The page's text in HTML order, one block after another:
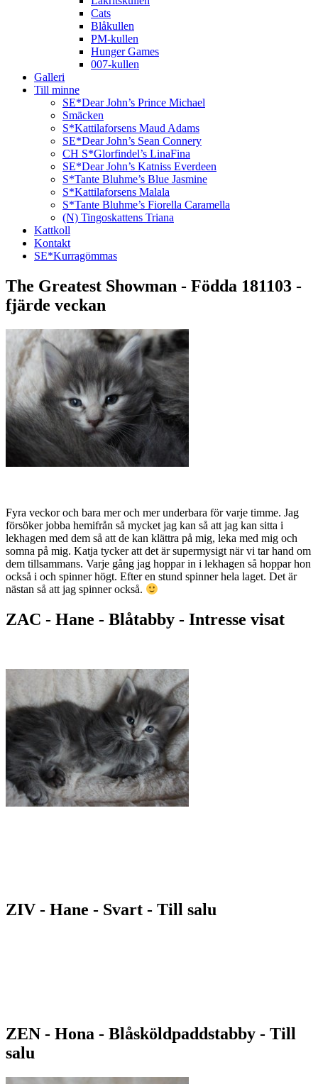
Cats
Blåkullen
PM-kullen
Hunger Games
007-kullen
Galleri
Till minne
SE*Dear John’s Prince Michael
Smäcken
S*Kattilaforsens Maud Adams
SE*Dear John’s Sean Connery
CH S*Glorfindel’s LinaFina
SE*Dear John’s Katniss Everdeen
S*Tante Bluhme’s Blue Jasmine
S*Kattilaforsens Malala
S*Tante Bluhme’s Fiorella Caramella
(N) Tingoskattens Triana
Kattkoll
Kontakt
SE*Kurragömmas
The Greatest Showman - Födda 181103 -
fjärde veckan
Fyra veckor och bara mer och mer underbara för varje timme. Jag
försöker jobba hemifrån så mycket jag kan så att jag kan sitta i
lekhagen med dem så att de kan klättra på mig, leka med mig och
somna på mig. Katja tycker att det är supermysigt när vi tar hand om
dem tillsammans. Varje gång jag hoppar in i lekhagen så hoppar hon
också i och spinner högt. Efter en stund spinner hela laget. Det är
nästan så att jag spinner också.
ZAC - Hane - Blåtabby - Intresse visat
ZIV - Hane - Svart - Till salu
ZEN - Hona - Blåsköldpaddstabby - Till
salu